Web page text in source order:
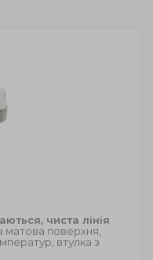
чиста лінія
матова поверхня,
втулка з